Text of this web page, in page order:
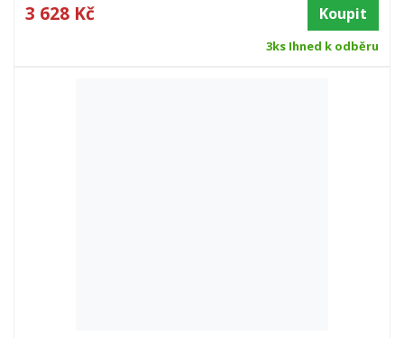
3 628 Kč Koupit
3ks Ihned k odběru